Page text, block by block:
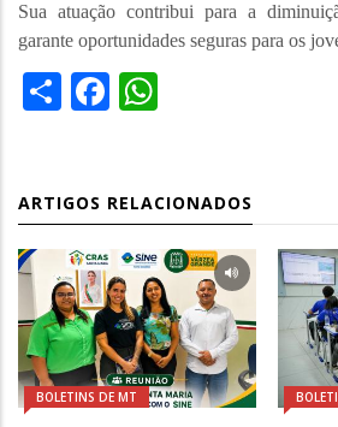
Sua atuação contribui para a
garante oportunidades seguras para os
ShareFacebook
ARTIGOS RELACIONADOS
BOLETINS DE MT